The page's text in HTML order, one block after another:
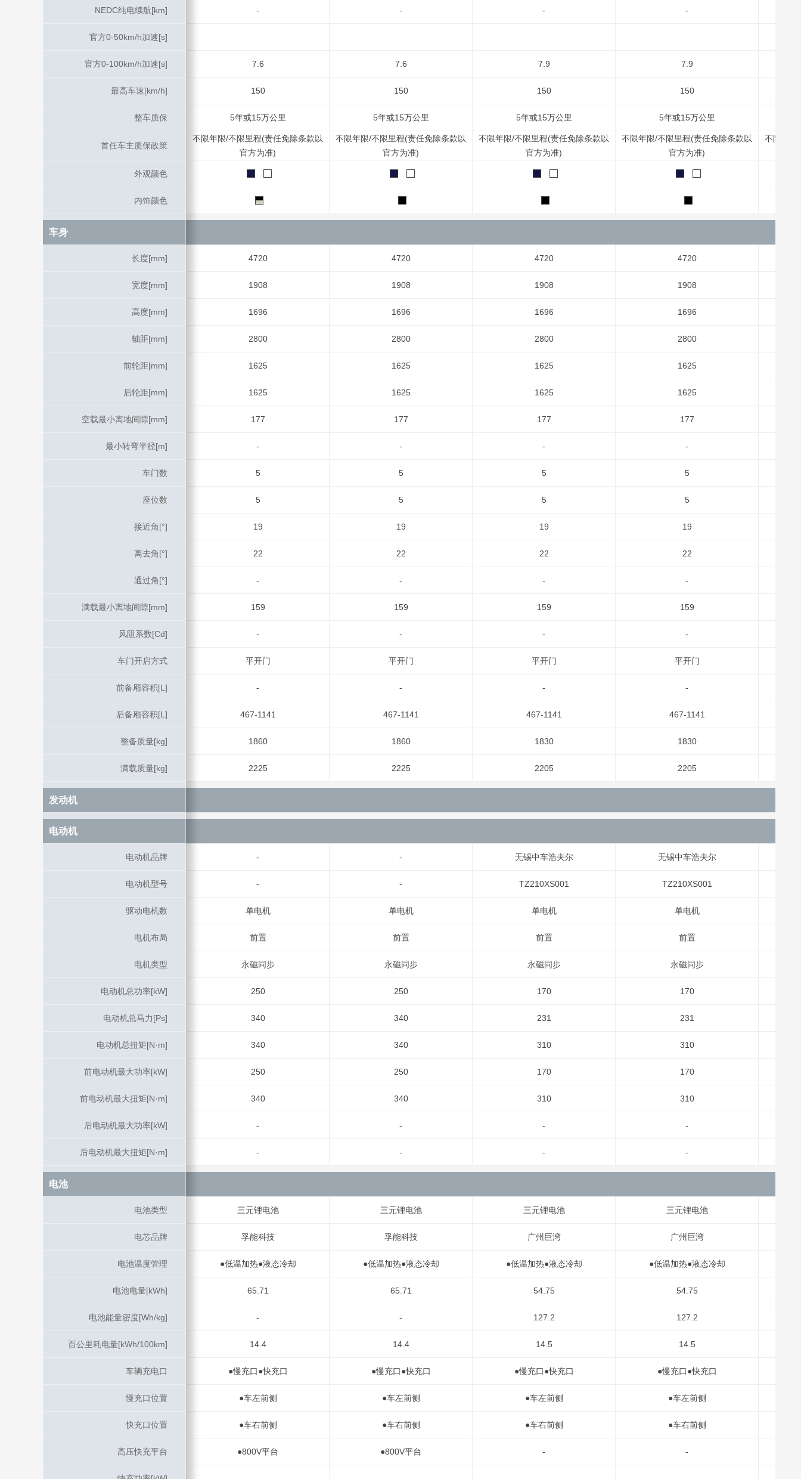
NEDC纯电续航[km] - - - -
官方0-50km/h加速[s]
官方0-100km/h加速[s] 7.6 7.6 7.9 7.9
最高车速[km/h] 150 150 150 150
整车质保 5年或15万公里 5年或15万公里 5年或15万公里 5年或15万公里
首任车主质保政策
不限年限/不限里程(责任免除条款以
官方为准)
不限年限/不限里程(责任免除条款以
官方为准)
不限年限/不限里程(责任免除条款以
官方为准)
不限年限/不限里程(责任免除条款以
官方为准)
不限年限
外观颜色
内饰颜色
车身
长度[mm] 4720 4720 4720 4720
宽度[mm] 1908 1908 1908 1908
高度[mm] 1696 1696 1696 1696
轴距[mm] 2800 2800 2800 2800
前轮距[mm] 1625 1625 1625 1625
后轮距[mm] 1625 1625 1625 1625
空载最小离地间隙[mm] 177 177 177 177
最小转弯半径[m] - - - -
车门数 5 5 5 5
座位数 5 5 5 5
接近角[°] 19 19 19 19
离去角[°] 22 22 22 22
通过角[°] - - - -
满载最小离地间隙[mm] 159 159 159 159
风阻系数[Cd] - - - -
车门开启方式 平开门 平开门 平开门 平开门
前备厢容积[L] - - - -
后备厢容积[L] 467-1141 467-1141 467-1141 467-1141
整备质量[kg] 1860 1860 1830 1830
满载质量[kg] 2225 2225 2205 2205
发动机
电动机
电动机品牌 - - 无锡中车浩夫尔 无锡中车浩夫尔
电动机型号 - - TZ210XS001 TZ210XS001
驱动电机数 单电机 单电机 单电机 单电机
电机布局 前置 前置 前置 前置
电机类型 永磁同步 永磁同步 永磁同步 永磁同步
电动机总功率[kW] 250 250 170 170
电动机总马力[Ps] 340 340 231 231
电动机总扭矩[N·m] 340 340 310 310
前电动机最大功率[kW] 250 250 170 170
前电动机最大扭矩[N·m] 340 340 310 310
后电动机最大功率[kW] - - - -
后电动机最大扭矩[N·m] - - - -
电池
电池类型 三元锂电池 三元锂电池 三元锂电池 三元锂电池
电芯品牌 孚能科技 孚能科技 广州巨湾 广州巨湾
电池温度管理 ●低温加热●液态冷却 ●低温加热●液态冷却 ●低温加热●液态冷却 ●低温加热●液态冷却
电池电量[kWh] 65.71 65.71 54.75 54.75
电池能量密度[Wh/kg] - - 127.2 127.2
百公里耗电量[kWh/100km] 14.4 14.4 14.5 14.5
车辆充电口 ●慢充口●快充口 ●慢充口●快充口 ●慢充口●快充口 ●慢充口●快充口
慢充口位置 ●车左前侧 ●车左前侧 ●车左前侧 ●车左前侧
快充口位置 ●车右前侧 ●车右前侧 ●车右前侧 ●车右前侧
高压快充平台 ●800V平台 ●800V平台 - -
NEDC纯电续航[km]
官方0-50km/h加速[s]
官方0-100km/h加速[s]
最高车速[km/h]
整车质保
首任车主质保政策
外观颜色
内饰颜色
车身
长度[mm]
宽度[mm]
高度[mm]
轴距[mm]
前轮距[mm]
后轮距[mm]
空载最小离地间隙[mm]
最小转弯半径[m]
车门数
座位数
接近角[°]
离去角[°]
通过角[°]
满载最小离地间隙[mm]
风阻系数[Cd]
车门开启方式
前备厢容积[L]
后备厢容积[L]
整备质量[kg]
满载质量[kg]
发动机
电动机
电动机品牌
电动机型号
驱动电机数
电机布局
电机类型
电动机总功率[kW]
电动机总马力[Ps]
电动机总扭矩[N·m]
前电动机最大功率[kW]
前电动机最大扭矩[N·m]
后电动机最大功率[kW]
后电动机最大扭矩[N·m]
电池
电池类型
电芯品牌
电池温度管理
电池电量[kWh]
电池能量密度[Wh/kg]
百公里耗电量[kWh/100km]
车辆充电口
慢充口位置
快充口位置
高压快充平台